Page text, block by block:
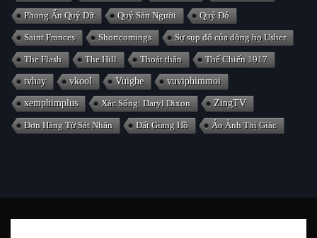
Phong Ấn Quỷ Dữ Quỷ Săn Người Quỷ Đỏ
Saint Frances Shortcomings Sự sụp đổ của dòng họ Usher
The Flash The Hill Thoát thân Thế Chiến 1917
tvhay vkool Vuighe vuviphimmoi
xemphimplus Xác Sống: Daryl Dixon ZingTV
Đơn Hàng Từ Sát Nhân Đất Giang Hồ Ảo Ảnh Thị Giác